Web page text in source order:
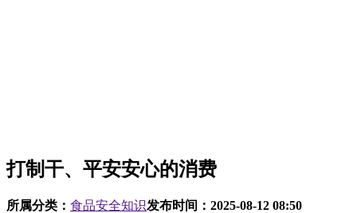
打制干、平安安心的消费
所属分类： 食品安全知识发布时间： 2025-08-12 08:50